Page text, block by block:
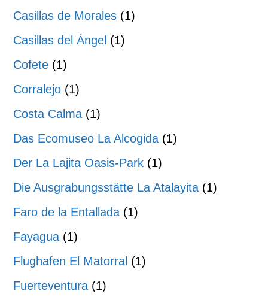
Casillas de Morales (1)
Casillas del Ángel (1)
Cofete (1)
Corralejo (1)
Costa Calma (1)
Das Ecomuseo La Alcogida (1)
Der La Lajita Oasis-Park (1)
Die Ausgrabungsstätte La Atalayita (1)
Faro de la Entallada (1)
Fayagua (1)
Flughafen El Matorral (1)
Fuerteventura (1)